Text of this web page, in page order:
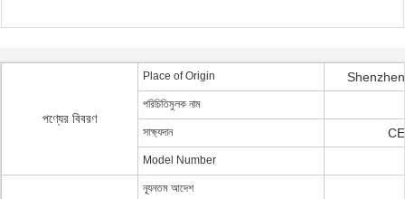
পণ্যের বিবরণ
Place of Origin
পরিচিতিমুলক নাম
সাক্ষ্যদান
Model Number
ন্যূনতম আদেশ